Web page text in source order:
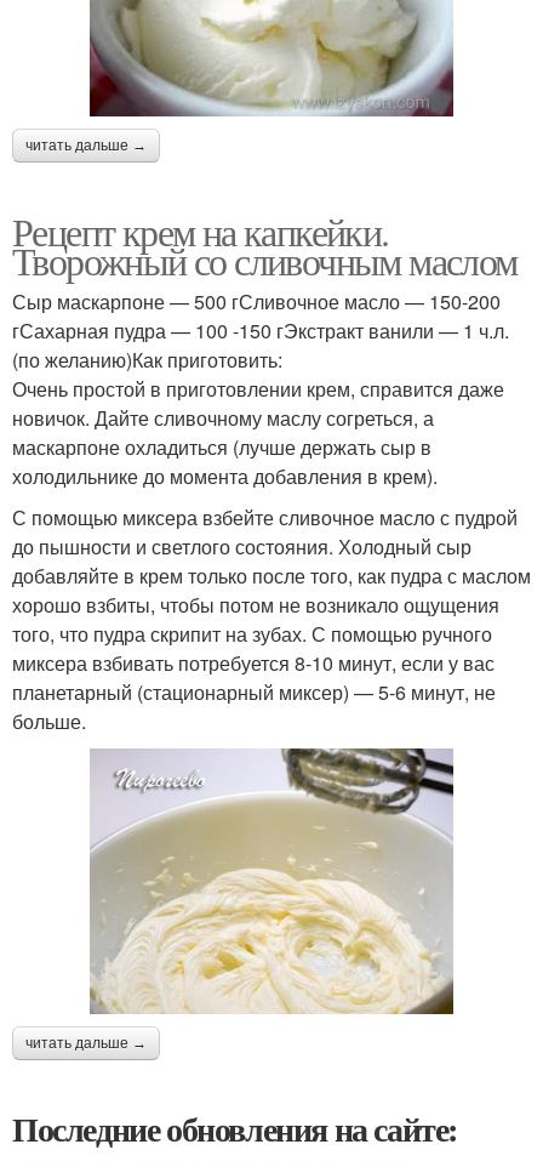
читать дальше →
Рецепт крем на капкейки.
Творожный со сливочным маслом
Сыр маскарпоне — 500 гСливочное масло — 150-200
гСахарная пудра — 100 -150 гЭкстракт ванили — 1 ч.л.
(по желанию)Как приготовить:
Очень простой в приготовлении крем, справится даже
новичок. Дайте сливочному маслу согреться, а
маскарпоне охладиться (лучше держать сыр в
холодильнике до момента добавления в крем).
С помощью миксера взбейте сливочное масло с пудрой
до пышности и светлого состояния. Холодный сыр
добавляйте в крем только после того, как пудра с маслом
хорошо взбиты, чтобы потом не возникало ощущения
того, что пудра скрипит на зубах. С помощью ручного
миксера взбивать потребуется 8-10 минут, если у вас
планетарный (стационарный миксер) — 5-6 минут, не
больше.
читать дальше →
Последние обновления на сайте: